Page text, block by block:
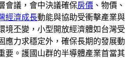
會議，會中決議確保房價 、物價、
經濟成長動能與協助受衝擊產業與
境丕變，小型開放經濟體如台灣受
應力求穩定外，確保長期的發展動
要。護國山群的半導體產業首當其